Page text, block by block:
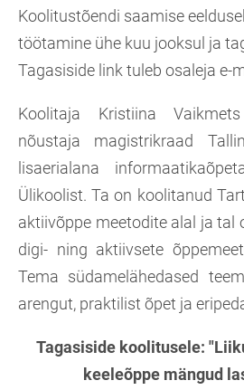
Koolitustõendi saamise
töötamine ühe kuu jooksul ja
Tagasiside link tuleb osaleja e-
Koolitaja Kristiina
nõustaja magistrikraad
lisaerialana
Ülikoolist. Ta on koolitanud
aktiivõppe meetodite alal ja tal
digi- ning aktiivsete
Tema südamelähedased
arengut, praktilist õpet ja
Tagasiside koolitusele:
keeleõppe mängud